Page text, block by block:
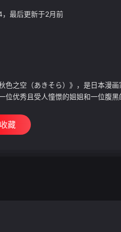
最后更新于2月前
色之空（あきそら）》，是日本
位优秀且受人憧憬的姐姐和一位腹
收藏